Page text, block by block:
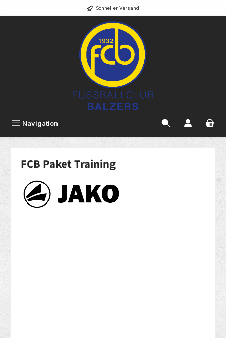
Schneller Versand
Navigation
FCB Paket Training